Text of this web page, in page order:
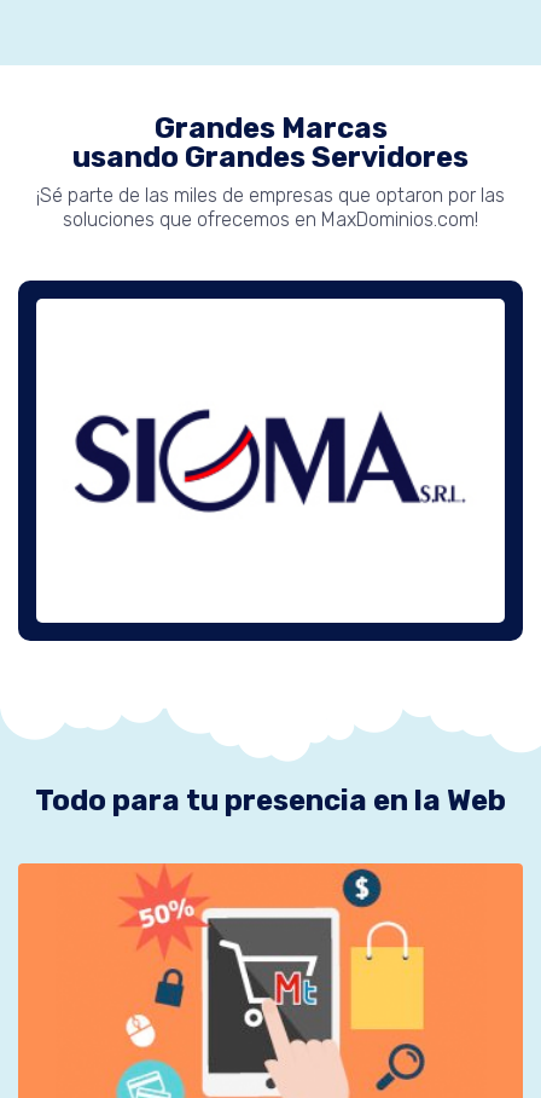
Grandes Marcas
usando Grandes Servidores
¡Sé parte de las miles de empresas que optaron por las
soluciones que ofrecemos en MaxDominios.com!
Todo para tu presencia en la Web